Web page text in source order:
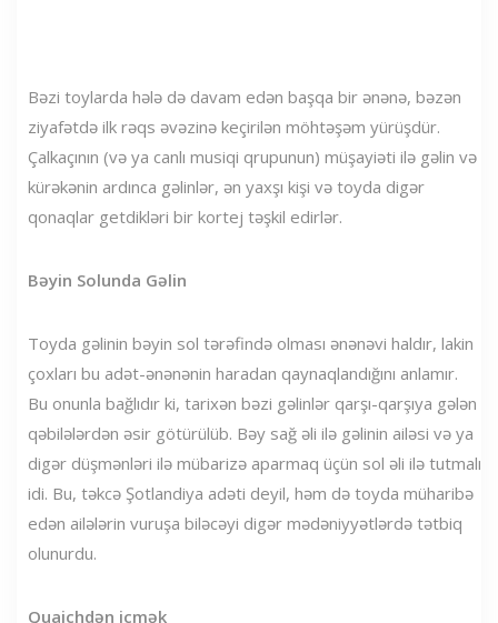
Bəzi toylarda hələ də davam edən başqa bir ənənə, bəzən
ziyafətdə ilk rəqs əvəzinə keçirilən möhtəşəm yürüşdür.
Çalkaçının (və ya canlı musiqi qrupunun) müşayiəti ilə gəlin və
kürəkənin ardınca gəlinlər, ən yaxşı kişi və toyda digər
qonaqlar getdikləri bir kortej təşkil edirlər.
Bəyin Solunda Gəlin
Toyda gəlinin bəyin sol tərəfində olması ənənəvi haldır, lakin
çoxları bu adət-ənənənin haradan qaynaqlandığını anlamır.
Bu onunla bağlıdır ki, tarixən bəzi gəlinlər qarşı-qarşıya gələn
qəbilələrdən əsir götürülüb. Bəy sağ əli ilə gəlinin ailəsi və ya
digər düşmənləri ilə mübarizə aparmaq üçün sol əli ilə tutmalı
idi. Bu, təkcə Şotlandiya adəti deyil, həm də toyda müharibə
edən ailələrin vuruşa biləcəyi digər mədəniyyətlərdə tətbiq
olunurdu.
Quaichdən içmək